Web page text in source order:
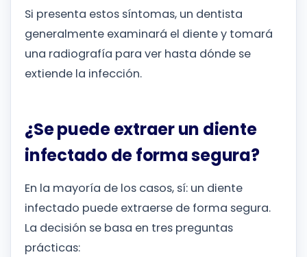
Si presenta estos síntomas, un dentista
generalmente examinará el diente y tomará
una radiografía para ver hasta dónde se
extiende la infección.
¿Se puede extraer un diente
infectado de forma segura?
En la mayoría de los casos, sí: un diente
infectado puede extraerse de forma segura.
La decisión se basa en tres preguntas
prácticas: